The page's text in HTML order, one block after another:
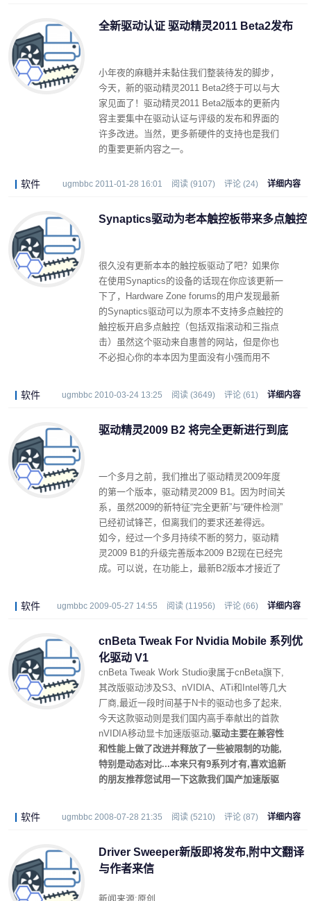
全新驱动认证 驱动精灵2011 Beta2发布
小年夜的麻糖并未黏住我们整装待发的脚步，
今天，新的驱动精灵2011 Beta2终于可以与大
家见面了！驱动精灵2011 Beta2版本的更新内
容主要集中在驱动认证与评级的发布和界面的
许多改进。当然，更多新硬件的支持也是我们
的重要更新内容之一。
软件 ugmbbc 2011-01-28 16:01 阅读 (9107) 评论 (24) 详细内容
Synaptics驱动为老本触控板带来多点触控
很久没有更新本本的触控板驱动了吧？如果你
在使用Synaptics的设备的话现在你应该更新一
下了，
Hardware Zone forums的用户发现最新
的Synaptics驱动可以为原本不支持多点触控的
触控板开启多点触控（包括双指滚动和三指点
击）虽然这个驱动来自惠普的网站，但是你也
不必担心你的本本因为里面没有小强而用不
软件 ugmbbc 2010-03-24 13:25 阅读 (3649) 评论 (61) 详细内容
驱动精灵2009 B2 将完全更新进行到底
一个多月之前，我们推出了驱动精灵2009年度
的第一个版本，驱动精灵2009 B1。因为时间关
系，虽然2009的新特征“完全更新”与“硬件检测”
已经初试锋芒，但离我们的要求还差得远。
如今，经过一个多月持续不断的努力，驱动精
灵2009 B1的升级完善版本2009 B2现在已经完
成。可以说，在功能上，最新B2版本才接近了
软件 ugmbbc 2009-05-27 14:55 阅读 (11956) 评论 (66) 详细内容
cnBeta Tweak For Nvidia Mobile 系列优
化驱动 V1
cnBeta Tweak Work Studio隶属于cnBeta旗下,
其改版驱动涉及S3、nVIDIA、ATi和Intel等几大
厂商,最近一段时间基于N卡的驱动也多了起来,
今天这款驱动则是我们国内高手奉献出的首款
nVIDIA移动显卡加速版驱动,驱动主要在兼容性
和性能上做了改进并释放了一些被限制的功能,
特别是动态对比...本来只有9系列才有,喜欢追新
的朋友推荐您试用一下这款我们国产加速版驱
软件 ugmbbc 2008-07-28 21:35 阅读 (5210) 评论 (87) 详细内容
Driver Sweeper新版即将发布,附中文翻译
与作者来信
新闻来源:原创